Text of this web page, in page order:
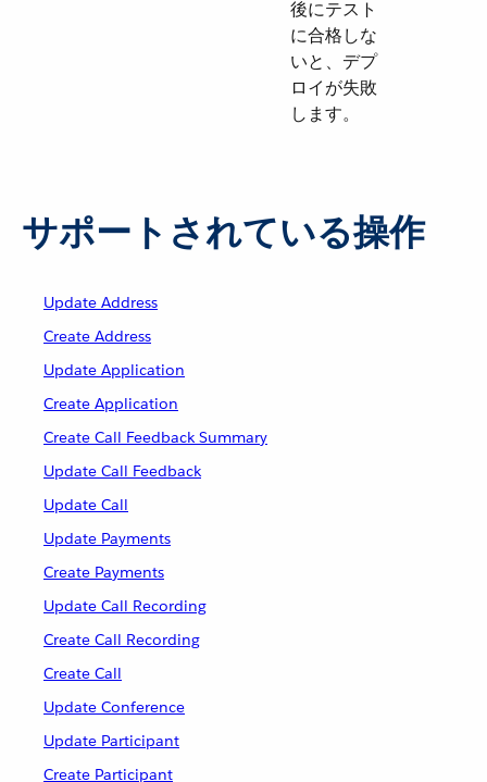
後にテスト
に合格しな
いと、デプ
ロイが失敗
します。
サポートされている操作
Update Address
Create Address
Update Application
Create Application
Create Call Feedback Summary
Update Call Feedback
Update Call
Update Payments
Create Payments
Update Call Recording
Create Call Recording
Create Call
Update Conference
Update Participant
Create Participant